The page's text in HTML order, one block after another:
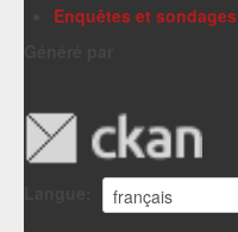
Enquêtes et sondages